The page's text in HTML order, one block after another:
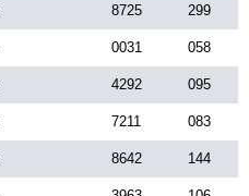
8725 299
0031 058
4292 095
7211 083
8642 144